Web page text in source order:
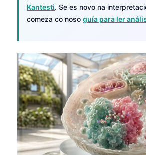
Kantesti. Se es novo na
comeza co noso guía para ler